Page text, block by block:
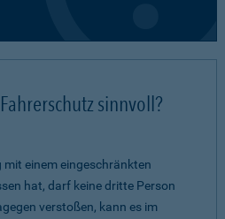
sinnvoll?
mit einem eingeschränkten
hat, darf keine dritte Person
verstoßen, kann es im